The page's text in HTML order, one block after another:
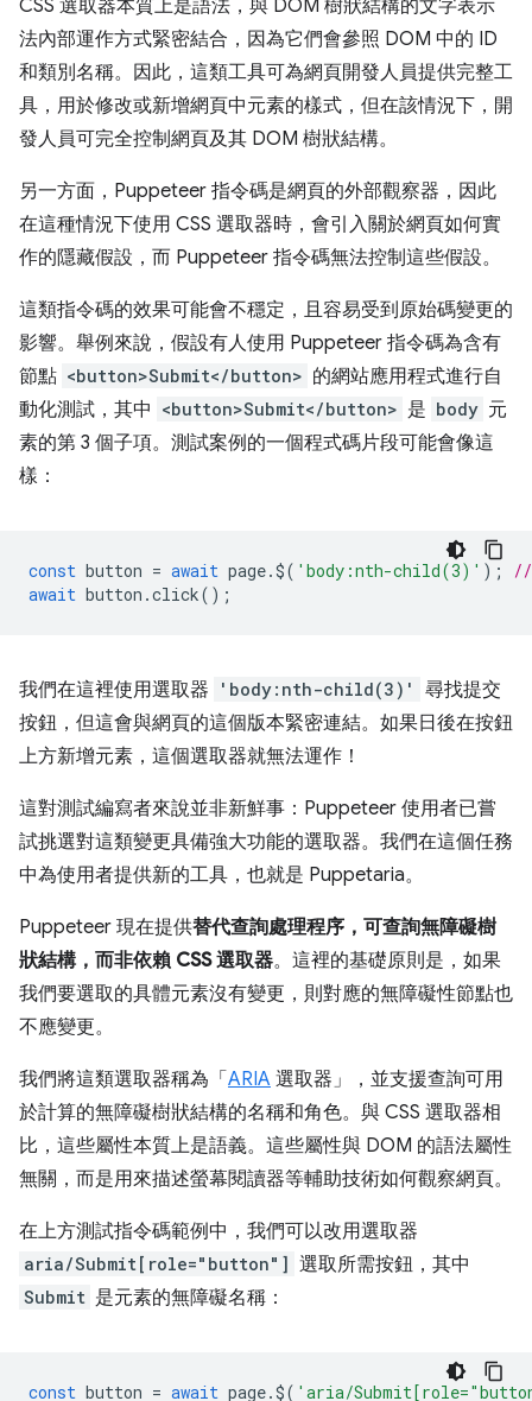
CSS 選取器本質上是語法，與 DOM 樹狀結構的文字表示
法內部運作方式緊密結合，因為它們會參照 DOM 中的 ID
和類別名稱。因此，這類工具可為網頁開發人員提供完整工
具，用於修改或新增網頁中元素的樣式，但在該情況下，開
發人員可完全控制網頁及其 DOM 樹狀結構。
另一方面，Puppeteer 指令碼是網頁的外部觀察器，因此
在這種情況下使用 CSS 選取器時，會引入關於網頁如何實
作的隱藏假設，而 Puppeteer 指令碼無法控制這些假設。
這類指令碼的效果可能會不穩定，且容易受到原始碼變更的
影響。舉例來說，假設有人使用 Puppeteer 指令碼為含有
節點 <button>Submit</button> 的網站應用程式進行自
動化測試，其中 <button>Submit</button> 是 body 元
素的第 3 個子項。測試案例的一個程式碼片段可能會像這
樣：
const button = await page.$( 'body:nth-child(3)' );
//
await button .click();
我們在這裡使用選取器 'body:nth-child(3)'
尋找提交
按鈕，但這會與網頁的這個版本緊密連結。如果日後在按鈕
上方新增元素，這個選取器就無法運作！
這對測試編寫者來說並非新鮮事：Puppeteer 使用者已嘗
試挑選對這類變更具備強大功能的選取器。我們在這個任務
中為使用者提供新的工具，也就是 Puppetaria。
Puppeteer 現在提供替代查詢處理程序，可查詢無障礙樹
狀結構，而非依賴 CSS 選取器。這裡的基礎原則是，如果
我們要選取的具體元素沒有變更，則對應的無障礙性節點也
不應變更。
我們將這類選取器稱為「 ARIA 選取器」，並支援查詢可用
於計算的無障礙樹狀結構的名稱和角色。與 CSS 選取器相
比，這些屬性本質上是語義。這些屬性與 DOM 的語法屬性
無關，而是用來描述螢幕閱讀器等輔助技術如何觀察網頁。
在上方測試指令碼範例中，我們可以改用選取器
aria/Submit[role="button"] 選取所需按鈕，其中
Submit 是元素的無障礙名稱：
const button = await page.$( 'aria/